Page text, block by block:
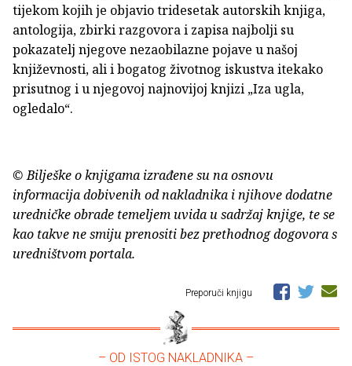
tijekom kojih je objavio tridesetak autorskih knjiga,
antologija, zbirki razgovora i zapisa najbolji su
pokazatelj njegove nezaobilazne pojave u našoj
književnosti, ali i bogatog životnog iskustva itekako
prisutnog i u njegovoj najnovijoj knjizi „Iza ugla,
ogledalo“.
© Bilješke o knjigama izrađene su na osnovu
informacija dobivenih od nakladnika i njihove dodatne
uredničke obrade temeljem uvida u sadržaj knjige, te se
kao takve ne smiju prenositi bez prethodnog dogovora s
uredništvom portala.
Preporuči knjigu
– OD ISTOG NAKLADNIKA –